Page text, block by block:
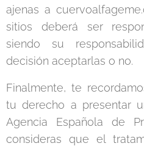
ajenas a
sitios deberá ser
siendo su
decisión aceptarlas o no.
Finalmente, te
tu derecho a presentar
Agencia Española de
consideras que el